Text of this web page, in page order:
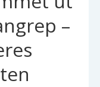
–